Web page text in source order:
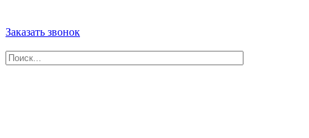
Заказать звонок